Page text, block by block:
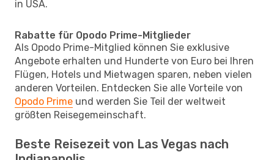
in USA.
Rabatte für Opodo Prime-Mitglieder
Als Opodo Prime-Mitglied können Sie exklusive
Angebote erhalten und Hunderte von Euro bei Ihren
Flügen, Hotels und Mietwagen sparen, neben vielen
anderen Vorteilen. Entdecken Sie alle Vorteile von
Opodo Prime und werden Sie Teil der weltweit
größten Reisegemeinschaft.
Beste Reisezeit von Las Vegas nach